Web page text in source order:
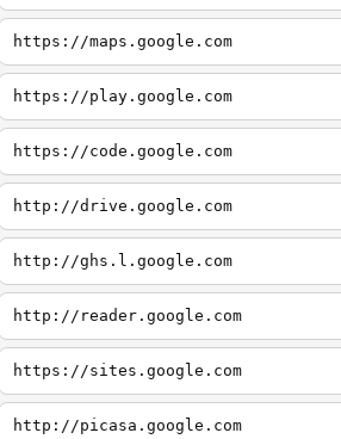
https://maps.google.com
https://play.google.com
https://code.google.com
http://drive.google.com
http://ghs.l.google.com
http://reader.google.com
https://sites.google.com
http://picasa.google.com